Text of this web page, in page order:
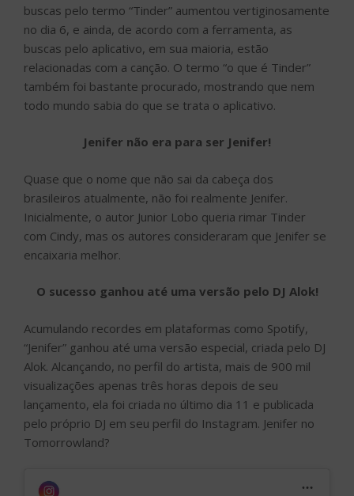
buscas pelo termo “Tinder” aumentou vertiginosamente
no dia 6, e ainda, de acordo com a ferramenta, as
buscas pelo aplicativo, em sua maioria, estão
relacionadas com a canção. O termo “o que é Tinder”
também foi bastante procurado, mostrando que nem
todo mundo sabia do que se trata o aplicativo.
Jenifer não era para ser Jenifer!
Quase que o nome que não sai da cabeça dos
brasileiros atualmente, não foi realmente Jenifer.
Inicialmente, o autor Junior Lobo queria rimar Tinder
com Cindy, mas os autores consideraram que Jenifer se
encaixaria melhor.
O sucesso ganhou até uma versão pelo DJ Alok!
Acumulando recordes em plataformas como Spotify,
“Jenifer” ganhou até uma versão especial, criada pelo DJ
Alok. Alcançando, no perfil do artista, mais de 900 mil
visualizações apenas três horas depois de seu
lançamento, ela foi criada no último dia 11 e publicada
pelo próprio DJ em seu perfil do Instagram. Jenifer no
Tomorrowland?